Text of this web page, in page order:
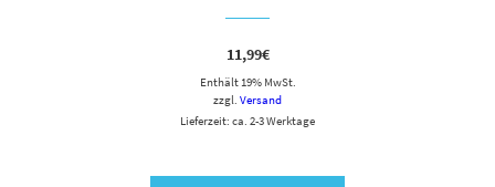
11,99€
Enthält 19% MwSt.
zzgl. Versand
Lieferzeit: ca. 2-3 Werktage